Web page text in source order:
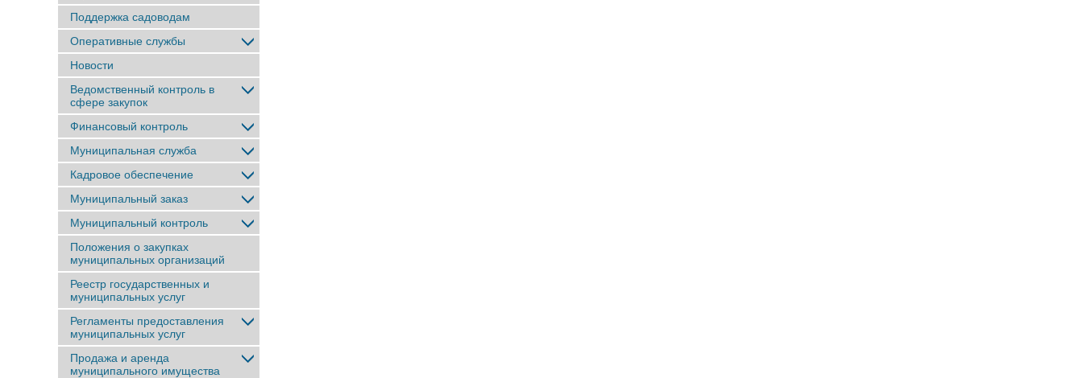
Поддержка садоводам
Оперативные службы
Новости
Ведомственный контроль в
сфере закупок
Финансовый контроль
Муниципальная служба
Кадровое обеспечение
Муниципальный заказ
Муниципальный контроль
Положения о закупках
муниципальных организаций
Реестр государственных и
муниципальных услуг
Регламенты предоставления
муниципальных услуг
Продажа и аренда
муниципального имущества